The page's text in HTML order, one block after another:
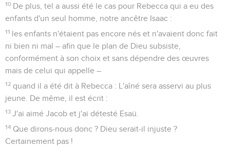
10 De plus, tel a aussi été le cas pour Rebecca qui a eu des
enfants d'un seul homme, notre ancêtre Isaac :
11 les enfants n'étaient pas encore nés et n'avaient donc fait
ni bien ni mal – afin que le plan de Dieu subsiste,
conformément à son choix et sans dépendre des œuvres
mais de celui qui appelle –
12 quand il a été dit à Rebecca : L'aîné sera asservi au plus
jeune. De même, il est écrit :
13 J'ai aimé Jacob et j'ai détesté Esaü.
14 Que dirons-nous donc ? Dieu serait-il injuste ?
Certainement pas !